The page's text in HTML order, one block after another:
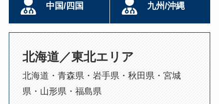
中国/四国 九州/沖縄
北海道／東北エリア
北海道・青森県・岩手県・秋田県・宮城
県・山形県・福島県